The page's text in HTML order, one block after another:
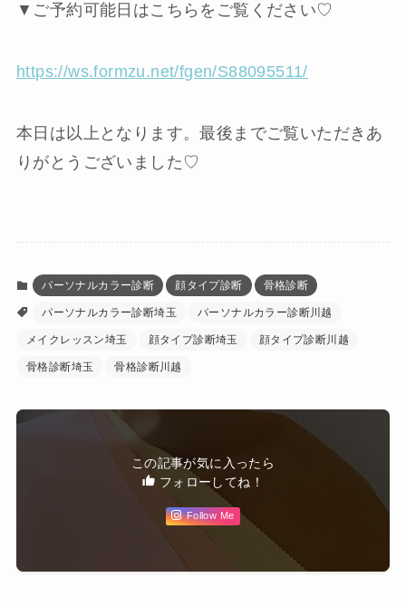
▼ご予約可能日はこちらをご覧ください♡
https://ws.formzu.net/fgen/S88095511/
本日は以上となります。最後までご覧いただきあ
りがとうございました♡
パーソナルカラー診断 顔タイプ診断 骨格診断
パーソナルカラー診断埼玉 パーソナルカラー診断川越
メイクレッスン埼玉 顔タイプ診断埼玉 顔タイプ診断川越
骨格診断埼玉 骨格診断川越
この記事が気に入ったら
フォローしてね！
Follow Me